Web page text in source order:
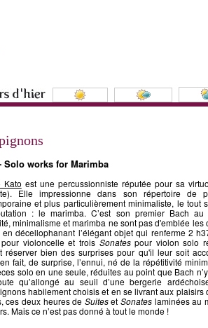
Solo works for Marimba
Kato est une percussionniste réputée pour sa
Elle impressionne dans son répertoire de
et plus particulièrement minimaliste, le tout
: le marimba. C’est son premier Bach
minimalisme et marimba ne sont pas d'emblée les
en décellophanant l’élégant objet qui renferme 2
violoncelle et troisSonatespour violon solo
réserver bien des surprises pour qu'il leur soit
fait, de surprise, l’ennui, né de la répétitivité
solo en une seule, réduites au point que Bach
qu’allongé au seuil d’une bergerie
habilement choisis et en se livrant aux plaisirs
ces deux heures de Suiteset Sonates laminées au
Mais ce n’est pas donné à tout le monde !